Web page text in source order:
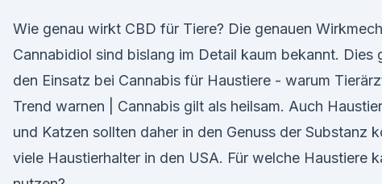
Wie genau wirkt CBD für Tiere? Die genauen
Cannabidiol sind bislang im Detail kaum bekannt. Dies
den Einsatz bei Cannabis für Haustiere - warum
Trend warnen | Cannabis gilt als heilsam. Auch
und Katzen sollten daher in den Genuss der Substanz
viele Haustierhalter in den USA. Für welche Haustiere